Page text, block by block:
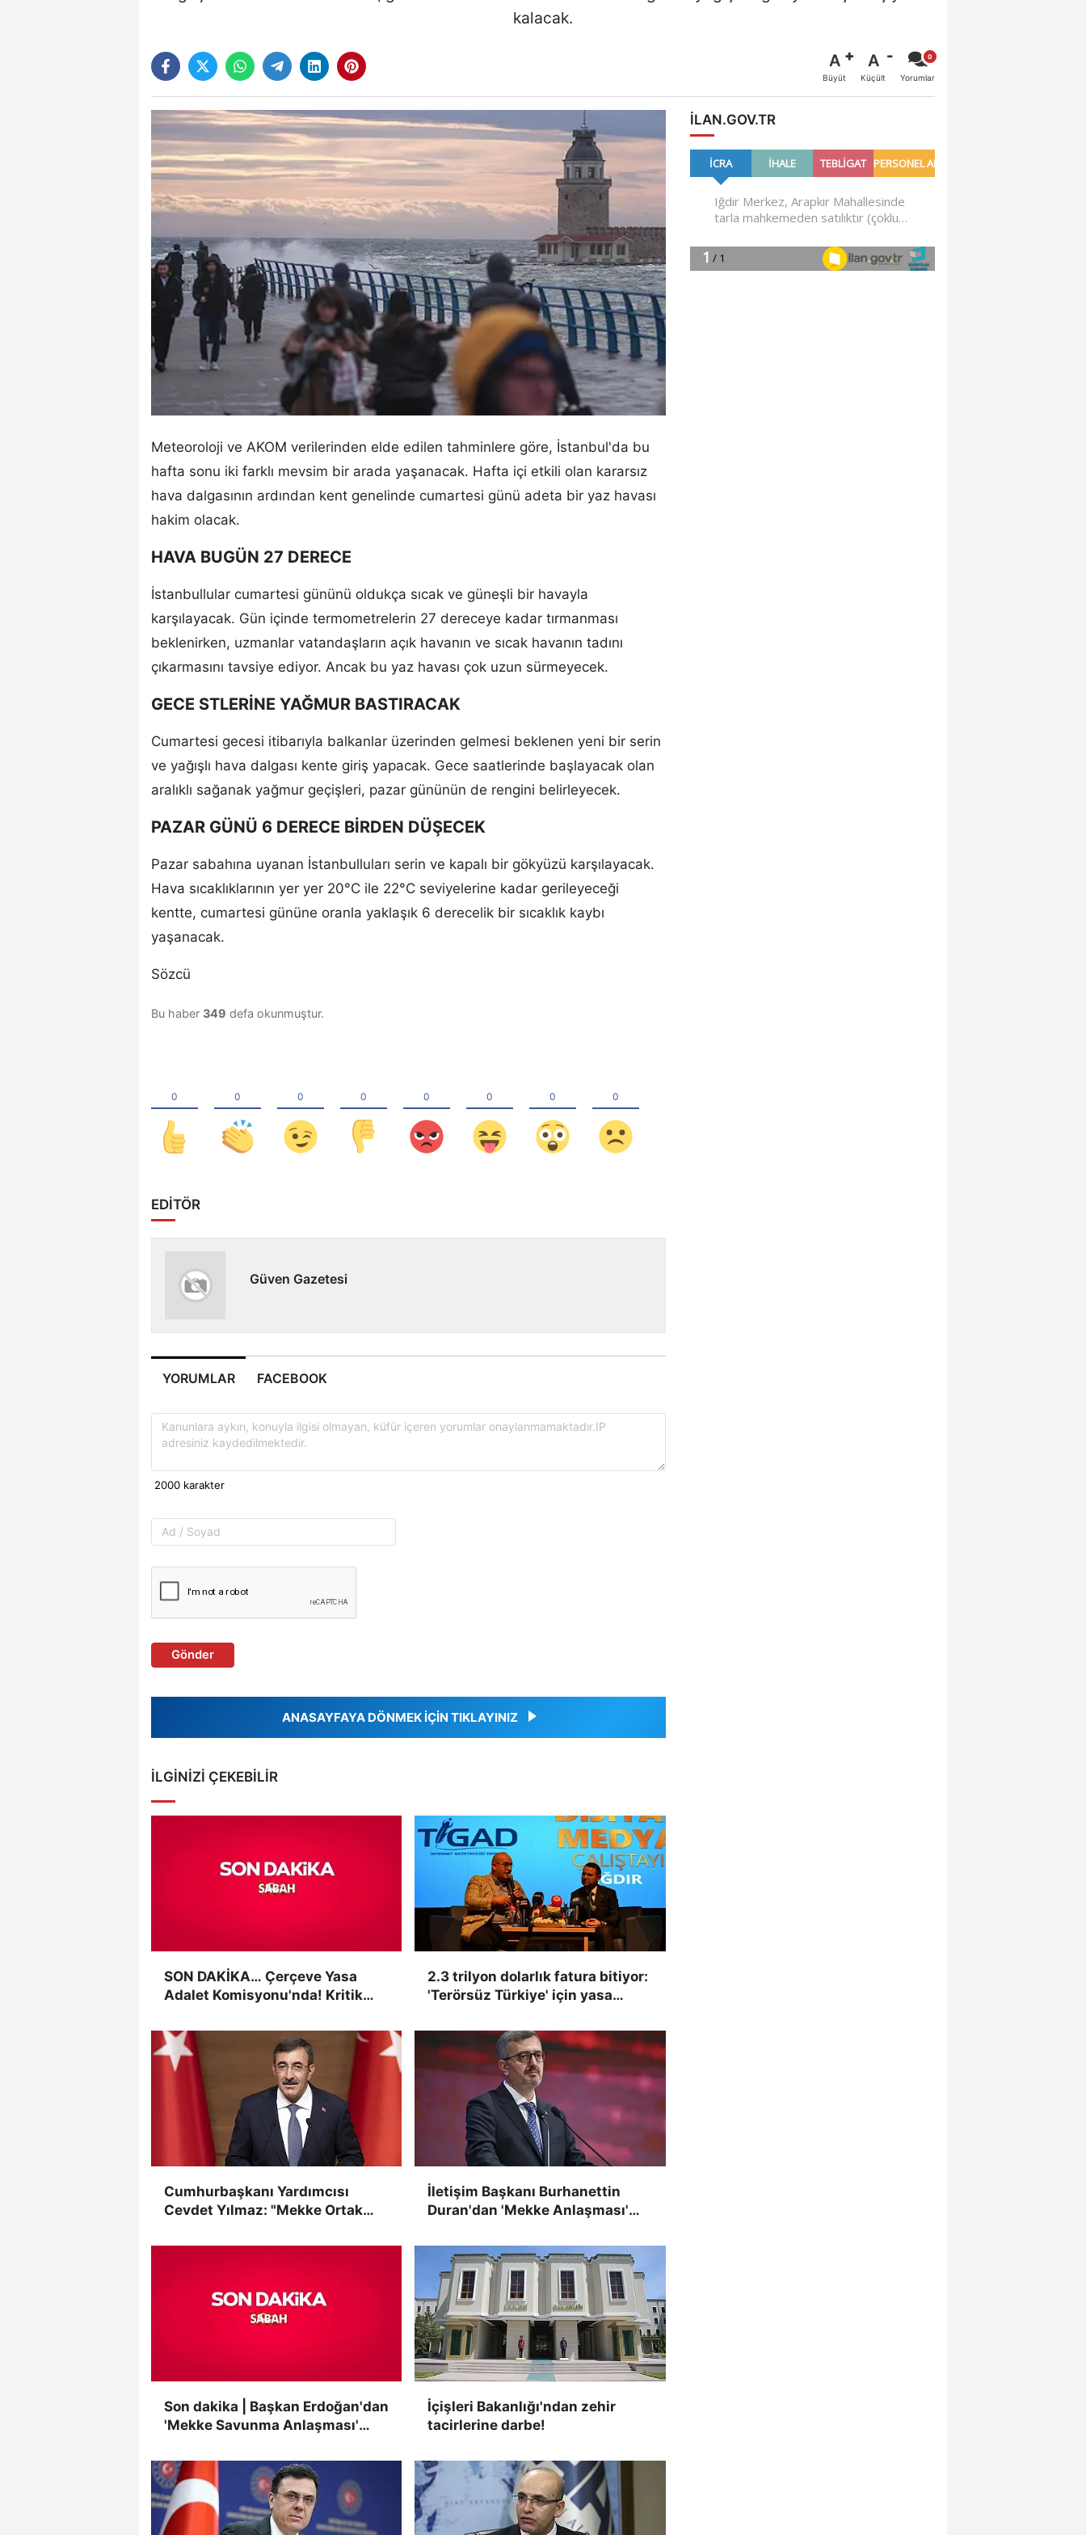
kalacak.
A
Büyüt
A
Küçült Yorumlar
Meteoroloji ve AKOM verilerinden elde edilen tahminlere göre, İstanbul'da bu
hafta sonu iki farklı mevsim bir arada yaşanacak. Hafta içi etkili olan kararsız
hava dalgasının ardından kent genelinde cumartesi günü adeta bir yaz havası
hakim olacak.
HAVA BUGÜN 27 DERECE
İstanbullular cumartesi gününü oldukça sıcak ve güneşli bir havayla
karşılayacak. Gün içinde termometrelerin 27 dereceye kadar tırmanması
beklenirken, uzmanlar vatandaşların açık havanın ve sıcak havanın tadını
çıkarmasını tavsiye ediyor. Ancak bu yaz havası çok uzun sürmeyecek.
GECE STLERİNE YAĞMUR BASTIRACAK
Cumartesi gecesi itibarıyla balkanlar üzerinden gelmesi beklenen yeni bir serin
ve yağışlı hava dalgası kente giriş yapacak. Gece saatlerinde başlayacak olan
aralıklı sağanak yağmur geçişleri, pazar gününün de rengini belirleyecek.
PAZAR GÜNÜ 6 DERECE BİRDEN DÜŞECEK
Pazar sabahına uyanan İstanbulluları serin ve kapalı bir gökyüzü karşılayacak.
Hava sıcaklıklarının yer yer 20°C ile 22°C seviyelerine kadar gerileyeceği
kentte, cumartesi gününe oranla yaklaşık 6 derecelik bir sıcaklık kaybı
yaşanacak.
Sözcü
Bu haber 349 defa okunmuştur.
EDİTÖR
Güven Gazetesi
YORUMLAR FACEBOOK
Gönder
ANASAYFAYA DÖNMEK İÇİN TIKLAYINIZ
İLGINIZI ÇEKEBILIR
SON DAKİKA… Çerçeve Yasa
Adalet Komisyonu'nda! Kritik
2.3 trilyon dolarlık fatura bitiyor:
'Terörsüz Türkiye' için yasa
Cumhurbaşkanı Yardımcısı
Cevdet Yılmaz: "Mekke Ortak
adımdır"
İletişim Başkanı Burhanettin
Duran'dan 'Mekke Anlaşması'
istikrarın korunmasına önemli
katkılar sağlayacak
Son dakika | Başkan Erdoğan'dan
'Mekke Savunma Anlaşması'
katılımına açıktır
İçişleri Bakanlığı'ndan zehir
tacirlerine darbe!
ILAN.GOV.TR